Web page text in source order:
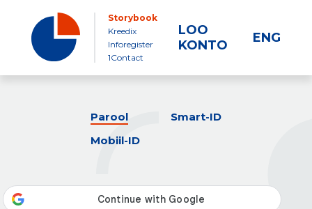
Storybook
Kreedix
Inforegister
1Contact
LOO
KONTO
ENG
Parool
Smart-ID
Mobiil-ID